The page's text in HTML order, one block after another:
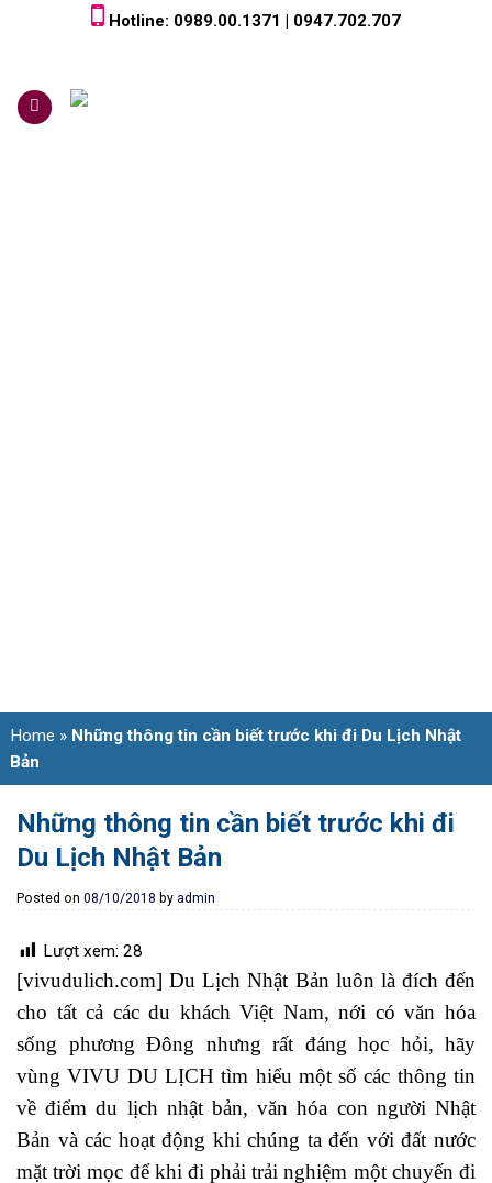
Hotline: 0989.00.1371 | 0947.702.707
Home » Những thông tin cần biết trước khi đi Du Lịch Nhật
Bản
Những thông tin cần biết trước khi đi
Du Lịch Nhật Bản
Posted on 08/10/2018 by admin
Lượt xem: 28
[vivudulich.com] Du Lịch Nhật Bản luôn là đích đến
cho tất cả các du khách Việt Nam, nới có văn hóa
sống phương Đông nhưng rất đáng học hỏi, hãy
vùng VIVU DU LỊCH tìm hiểu một số các thông tin
về điểm du lịch nhật bản, văn hóa con người Nhật
Bản và các hoạt động khi chúng ta đến với đất nước
mặt trời mọc để khi đi phải trải nghiệm một chuyến đi